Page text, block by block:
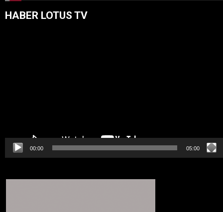
HABER LOTUS TV
00:00 05:00